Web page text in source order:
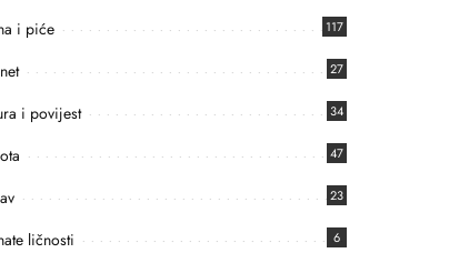
i piće 117
27
i povijest 34
47
23
ličnosti 6